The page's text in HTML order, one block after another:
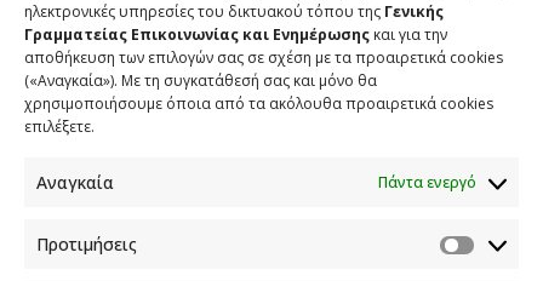
ηλεκτρονικές υπηρεσίες του δικτυακού τόπου της Γενικής
Γραμματείας Επικοινωνίας και Ενημέρωσης και για την
αποθήκευση των επιλογών σας σε σχέση με τα προαιρετικά cookies
(«Αναγκαία»). Με τη συγκατάθεσή σας και μόνο θα
χρησιμοποιήσουμε όποια από τα ακόλουθα προαιρετικά cookies
επιλέξετε.
Αναγκαία Πάντα ενεργό
Προτιμήσεις